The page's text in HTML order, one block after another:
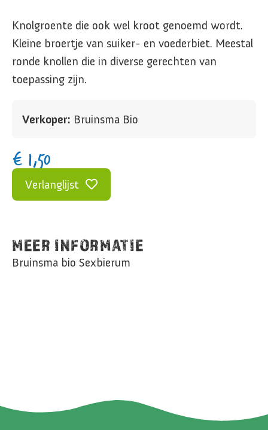
Knolgroente die ook wel kroot genoemd wordt.
Kleine broertje van suiker- en voederbiet. Meestal
ronde knollen die in diverse gerechten van
toepassing zijn.
Verkoper: Bruinsma Bio
€ 1,50
Verlanglijst
MEER INFORMATIE
Bruinsma bio Sexbierum